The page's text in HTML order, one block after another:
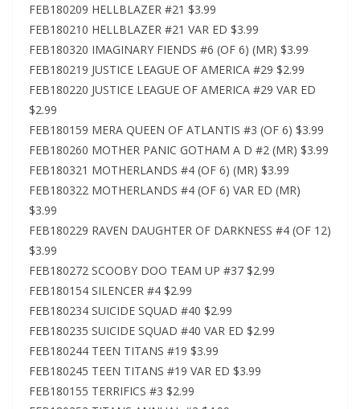
FEB180209 HELLBLAZER #21 $3.99
FEB180210 HELLBLAZER #21 VAR ED $3.99
FEB180320 IMAGINARY FIENDS #6 (OF 6) (MR) $3.99
FEB180219 JUSTICE LEAGUE OF AMERICA #29 $2.99
FEB180220 JUSTICE LEAGUE OF AMERICA #29 VAR ED
$2.99
FEB180159 MERA QUEEN OF ATLANTIS #3 (OF 6) $3.99
FEB180260 MOTHER PANIC GOTHAM A D #2 (MR) $3.99
FEB180321 MOTHERLANDS #4 (OF 6) (MR) $3.99
FEB180322 MOTHERLANDS #4 (OF 6) VAR ED (MR)
$3.99
FEB180229 RAVEN DAUGHTER OF DARKNESS #4 (OF 12)
$3.99
FEB180272 SCOOBY DOO TEAM UP #37 $2.99
FEB180154 SILENCER #4 $2.99
FEB180234 SUICIDE SQUAD #40 $2.99
FEB180235 SUICIDE SQUAD #40 VAR ED $2.99
FEB180244 TEEN TITANS #19 $3.99
FEB180245 TEEN TITANS #19 VAR ED $3.99
FEB180155 TERRIFICS #3 $2.99